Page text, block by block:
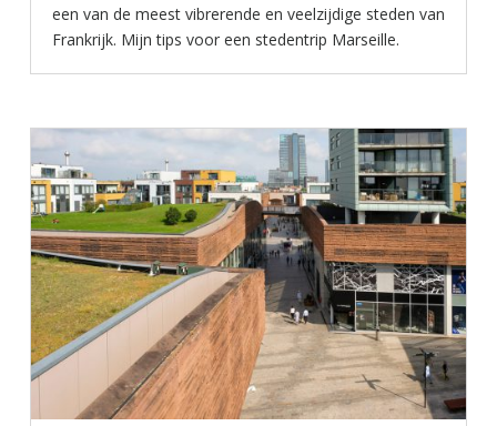
een van de meest vibrerende en veelzijdige steden van
Frankrijk. Mijn tips voor een stedentrip Marseille.